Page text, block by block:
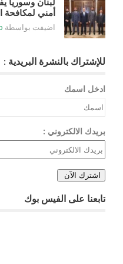
أمني لمكافحة
اضيفت بواسطة
للإشتراك بالنشرة البريدية :
ادخل اسمك
بريدك الالكتروني :
تابعنا على الفيس بوك